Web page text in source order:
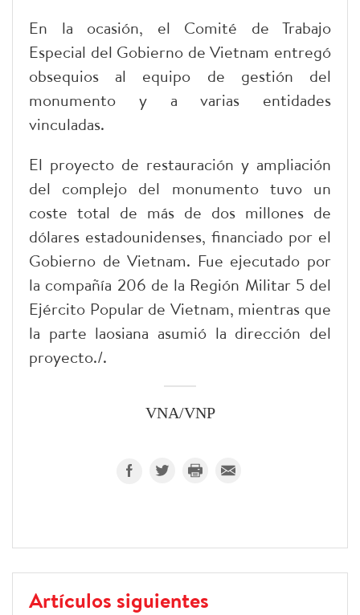
En la ocasión, el Comité de Trabajo
Especial del Gobierno de Vietnam entregó
obsequios al equipo de gestión del
monumento y a varias entidades
vinculadas.
El proyecto de restauración y ampliación
del complejo del monumento tuvo un
coste total de más de dos millones de
dólares estadounidenses, financiado por el
Gobierno de Vietnam. Fue ejecutado por
la compañía 206 de la Región Militar 5 del
Ejército Popular de Vietnam, mientras que
la parte laosiana asumió la dirección del
proyecto./.
VNA/VNP
Artículos siguientes